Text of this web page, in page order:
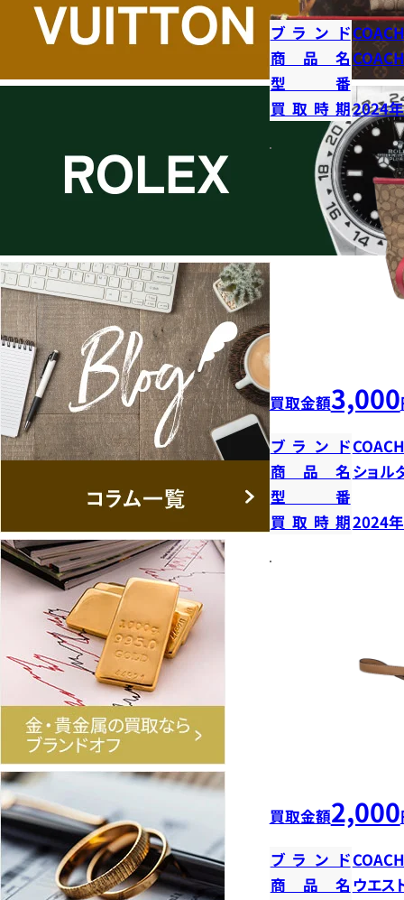
ブランドCOACH
商品名
型番
買取時期2024
買取金額3,000
ブランドCOACH
商品名 ショル
型番
買取時期2024
買取金額2,000
ブランドCOACH
商品名 ウエス